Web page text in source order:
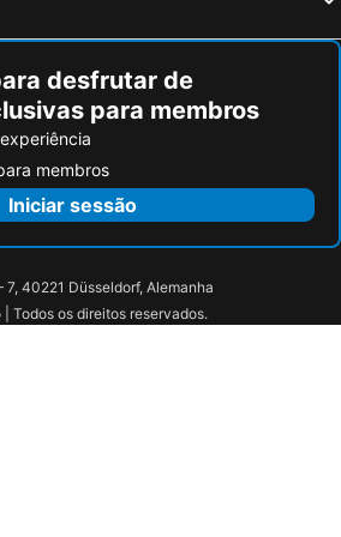
desfrutar de
para membros
membros
Iniciar sessão
7, 40221 Düsseldorf, Alemanha
Todos os direitos reservados.